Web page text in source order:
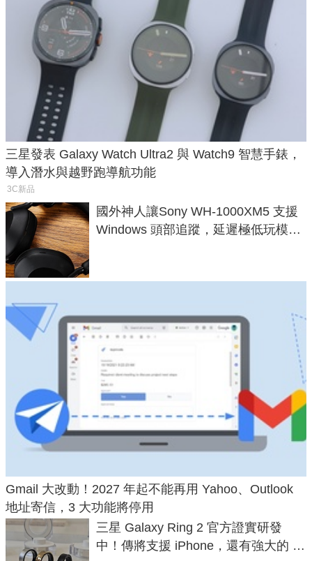
三星發表 Galaxy Watch Ultra2 與 Watch9 智慧手錶，
導入潛水與越野跑導航功能
3C新品
國外神人讓Sony WH-1000XM5 支援
Windows 頭部追蹤，延遲極低玩模擬
Gmail 大改動！2027 年起不能再用 Yahoo、Outlook
地址寄信，3 大功能將停用
三星 Galaxy Ring 2 官方證實研發
中！傳將支援 iPhone，還有強大的 AI